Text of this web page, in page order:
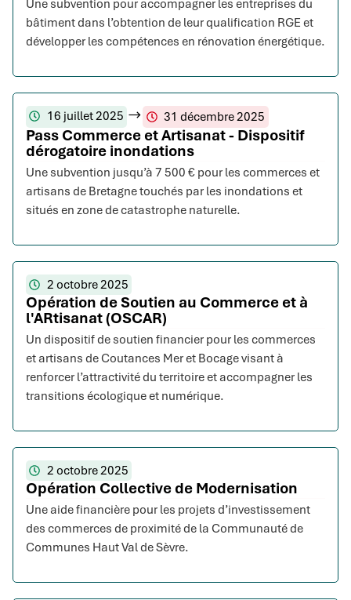
Une subvention pour accompagner les entreprises du
bâtiment dans l’obtention de leur qualification RGE et
développer les compétences en rénovation énergétique.
16 juillet 2025 31 décembre 2025
Pass Commerce et Artisanat - Dispositif
dérogatoire inondations
Une subvention jusqu’à 7 500 € pour les commerces et
artisans de Bretagne touchés par les inondations et
situés en zone de catastrophe naturelle.
2 octobre 2025
Opération de Soutien au Commerce et à
l'ARtisanat (OSCAR)
Un dispositif de soutien financier pour les commerces
et artisans de Coutances Mer et Bocage visant à
renforcer l’attractivité du territoire et accompagner les
transitions écologique et numérique.
2 octobre 2025
Opération Collective de Modernisation
Une aide financière pour les projets d’investissement
des commerces de proximité de la Communauté de
Communes Haut Val de Sèvre.